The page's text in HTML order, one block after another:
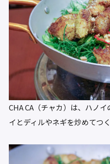
CHA CA（チャカ）は、ハノ
イとディルやネギを炒めてつく